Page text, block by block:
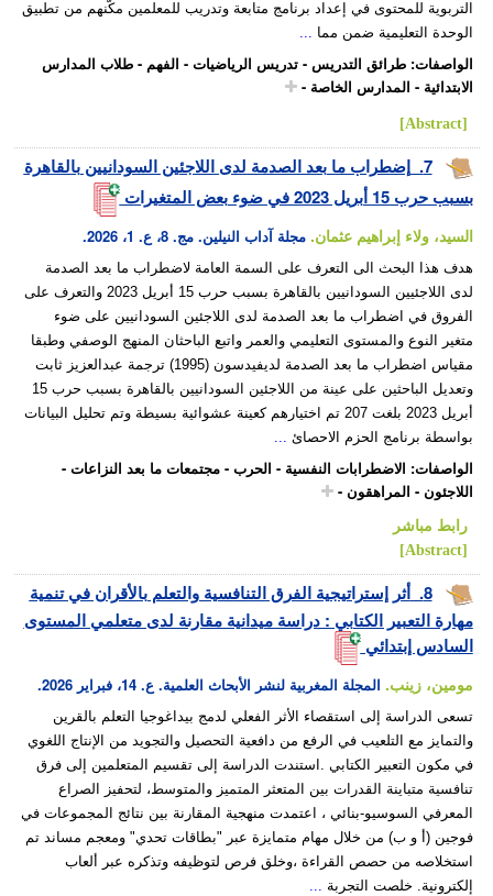
التربوية للمحتوى في إعداد برنامج متابعة وتدريب للمعلمين مكّنهم من تطبيق
الوحدة التعليمية ضمن مما
الواصفات:طرائق التدريس -تدريس الرياضيات - الفهم -طلاب المدارس
الابتدائية - المدارس الخاصة -
[Abstract]
7. إضطراب ما بعد الصدمة لدى اللاجئين السودانيين بالقاهرة
بسبب حرب 15 أبريل 2023 في ضوء بعض المتغيرات
السيد، ولاء إبراهيم عثمان.مجلة آداب النيلين. مج. 8، ع. 1، 2026.
هدف هذا البحث الى التعرف على السمة العامة لاضطراب ما بعد الصدمة
لدى اللاجئيين السودانيين بالقاهرة بسبب حرب 15 أبريل 2023 والتعرف على
الفروق في اضطراب ما بعد الصدمة لدى اللاجئين السودانيين على ضوء
متغير النوع والمستوى التعليمي والعمر واتبع الباحثان المنهج الوصفي وطبقا
مقياس اضطراب ما بعد الصدمة لديفيدسون (1995) ترجمة عبدالعزيز ثابت
وتعديل الباحثين على عينة من اللاجئين السودانيين بالقاهرة بسبب حرب 15
أبريل 2023 بلغت 207 تم اختيارهم كعينة عشوائية بسيطة وتم تحليل البيانات
بواسطة برنامج الحزم الاحصائ
الواصفات: الاضطرابات النفسية - الحرب -مجتمعات ما بعد النزاعات -
اللاجئون - المراهقون -
رابط مباشر
[Abstract]
8. أثر إستراتيجية الفرق التنافسية والتعلم بالأقران في تنمية
مهارة التعبير الكتابي : دراسة ميدانية مقارنة لدى متعلمي المستوى
السادس إبتدائي
مومين، زينب. المجلة المغربية لنشر الأبحاث العلمية. ع. 14، فبراير 2026.
تسعى الدراسة إلى استقصاء الأثر الفعلي لدمج بيداغوجيا التعلم بالقرين
والتمايز مع التلعيب في الرفع من دافعية التحصيل والتجويد من الإنتاج اللغوي
في مكون التعبير الكتابي .استندت الدراسة إلى تقسيم المتعلمين إلى فرق
تنافسية متباينة القدرات بين المتعثر المتميز والمتوسط، لتحفيز الصراع
المعرفي السوسيو-بنائي ، اعتمدت منهجية المقارنة بين نتائج المجموعات في
فوجين (أ و ب) من خلال مهام متمايزة عبر "بطاقات تحدي" ومعجم مساند تم
استخلاصه من حصص القراءة ،وخلق فرص لتوظيفه وتذكره عبر ألعاب
إلكترونية. خلصت التجربة